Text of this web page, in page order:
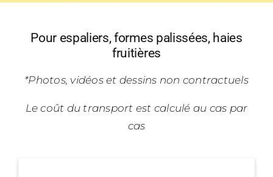
Pour espaliers, formes palissées, haies
fruitières
*Photos, vidéos et dessins non contractuels
Le coût du transport est calculé au cas par
cas